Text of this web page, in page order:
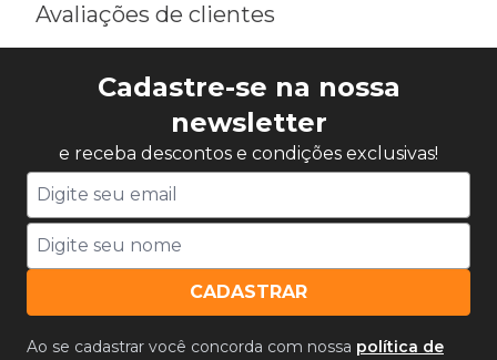
Avaliações de clientes
Cadastre-se na nossa
newsletter
e receba descontos e condições exclusivas!
CADASTRAR
Ao se cadastrar você concorda com nossa política de